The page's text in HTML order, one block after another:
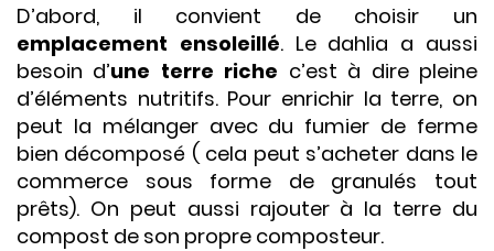
D’abord, il convient de choisir un
emplacement ensoleillé. Le dahlia a aussi
besoin d’une terre riche c’est à dire pleine
d’éléments nutritifs. Pour enrichir la terre, on
peut la mélanger avec du fumier de ferme
bien décomposé ( cela peut s’acheter dans le
commerce sous forme de granulés tout
prêts). On peut aussi rajouter à la terre du
compost de son propre composteur.